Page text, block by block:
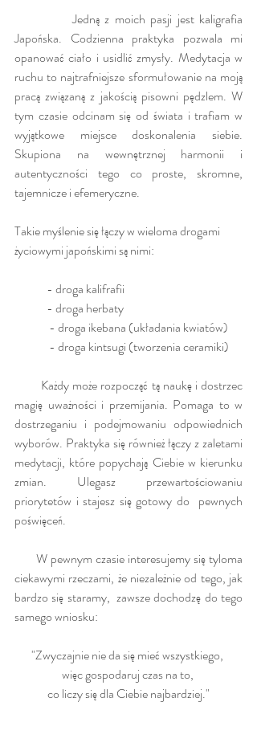
           Jedną z moich pasji jest kaligrafia
Japońska. Codzienna praktyka pozwala mi
opanować ciało i usidlić zmysły. Medytacja w
ruchu to najtrafniejsze sformułowanie na moją
pracą związaną z jakością pisowni pędzlem. W
tym czasie odcinam się od świata i trafiam w
wyjątkowe miejsce doskonalenia siebie.
Skupiona na wewnętrznej harmonii i
autentyczności tego co proste, skromne,
tajemnicze i efemeryczne.
Takie myślenie się łączy w wieloma drogami
życiowymi japońskimi są nimi:
- droga kalifrafii
- droga herbaty
	 - droga ikebana (układania kwiatów)
	 - droga kintsugi (tworzenia ceramiki)
magię uważności i przemijania. Pomaga to w
dostrzeganiu i podejmowaniu odpowiednich
wyborów. Praktyka się również łączy z zaletami
medytacji, które popychają Ciebie w kierunku
zmian. Ulegasz przewartościowaniu
priorytetów i stajesz się gotowy do  pewnych
poświęceń.
       W pewnym czasie interesujemy się tyloma
ciekawymi rzeczami, że niezależnie od tego, jak
bardzo się staramy,  zawsze dochodzę do tego
samego wniosku:
"Zwyczajnie nie da się mieć wszystkiego,
więc gospodaruj czas na to,
co liczy się dla Ciebie najbardziej."